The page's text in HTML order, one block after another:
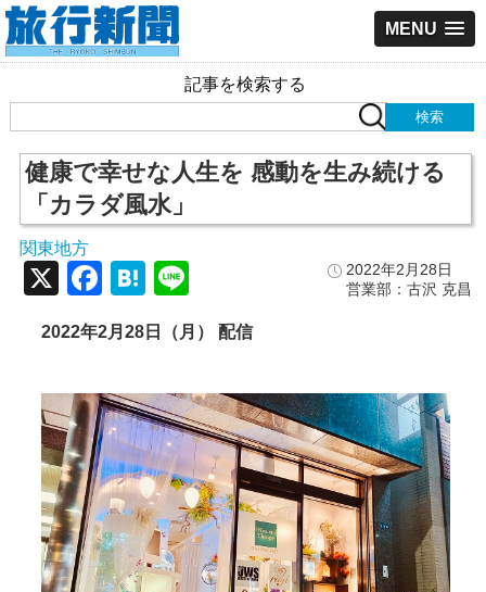
MENU
記事を検索する
健康で幸せな人生を 感動を生み続ける
「カラダ風水」
関東地方
2022年2月28日
営業部：古沢 克昌
X Facebook
Hatena
2022年2月28日（月） 配信